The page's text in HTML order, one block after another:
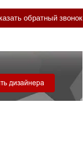
обратный звонок